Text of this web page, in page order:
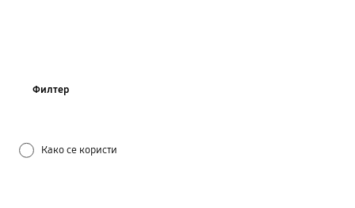
Филтер
Како се користи